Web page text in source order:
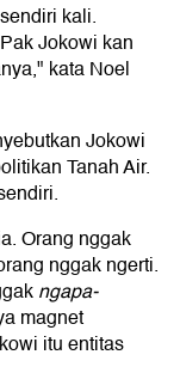
kali.
Jokowi kan
kata Noel
Jokowi
Tanah Air.
Orang nggak
nggak ngerti.
ngapa-
magnet
itu entitas